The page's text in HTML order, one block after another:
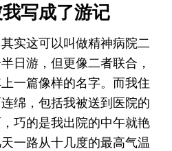
写成了游记
实这可以叫做精神病院二
日游，但更像二者联合，
一篇像样的名字。而我住
绵，包括我被送到医院的
巧的是我出院的中午就艳
一路从十几度的最高气温